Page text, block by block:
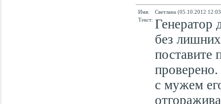
Имя:
Светлана (05.10.2012
Текст: Генератор
без
поставите
с мужем